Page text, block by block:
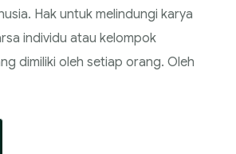
Hak untuk melindungi karya
individu atau kelompok
dimiliki oleh setiap orang. Oleh